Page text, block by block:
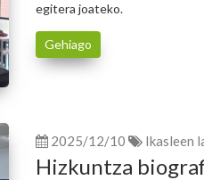
egitera joateko.
Gehiago
2025/12/10 Ikasleen
Hizkuntza